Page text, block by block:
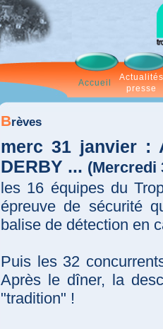
Accueil
Actualités
presse
Brèves
merc 31 janvier :
DERBY ... (Mercredi
les 16 équipes du
épreuve de sécurité
balise de détection en
Puis les 32
Après le dîner, la
"tradition" !